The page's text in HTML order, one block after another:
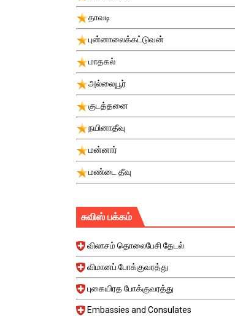
தாவடி
புன்னாலைக்கட்டுவன்
மாதகல்
அல்லையூர்
குடத்தனை
நயினாதீவு
மன்னார்
மண்டை தீவு
சுவிஸ் பக்கம்
விலாசம் தொலைபேசி தேடல்
விமானப் போக்குவரத்து
புகையிரத போக்குவரத்து
Embassies and Consulates